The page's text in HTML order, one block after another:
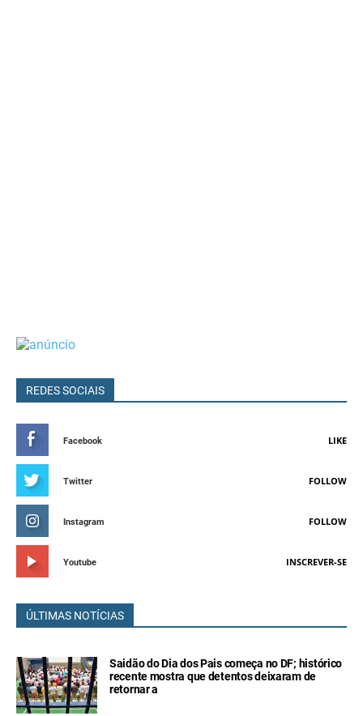
REDES SOCIAIS
Facebook LIKE
Twitter FOLLOW
Instagram FOLLOW
Youtube INSCREVER-SE
ÚLTIMAS NOTÍCIAS
Saidão do Dia dos Pais começa no DF; histórico
recente mostra que detentos deixaram de
retornar a